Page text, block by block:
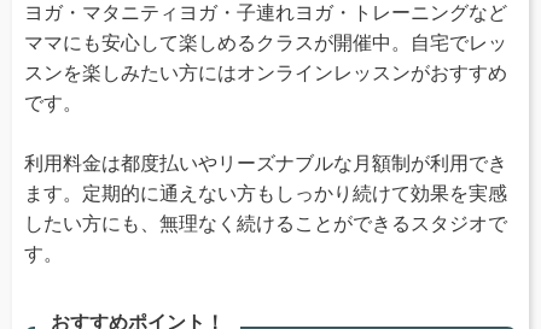
ヨガ・マタニティヨガ・子連れヨガ・トレーニングなど
ママにも安心して楽しめるクラスが開催中。自宅でレッ
スンを楽しみたい方にはオンラインレッスンがおすすめ
です。
利用料金は都度払いやリーズナブルな月額制が利用でき
ます。定期的に通えない方もしっかり続けて効果を実感
したい方にも、無理なく続けることができるスタジオで
す。
おすすめポイント！